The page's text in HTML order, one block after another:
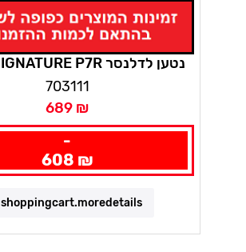
פנס יד SIGNATURE P7R נטען לדלנסר
703111
689 ₪
-
608 ₪
shoppingcart.moredetails